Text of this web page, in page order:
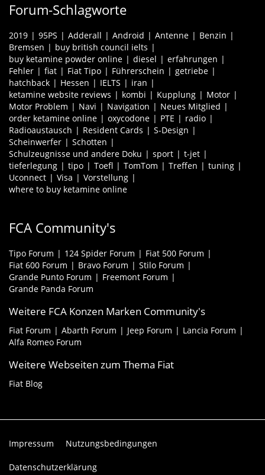
Forum-Schlagworte
2019 95PS Adderall Android Antenne
Benzin
Bremsen
buy british council ielts
buy ketamine powder online
diesel
erfahrungen
Fehler
fiat Fiat Tipo Führerschein
getriebe
hatchback
Hessen IELTS
iran
ketamine website reviews
kombi Kupplung
Motor
Motor Problem
Navi Navigation
Neues Mitglied
order ketamine online
oxycodone PTE
radio
Radioaustausch
Resident Cards
S-Design
Scheinwerfer
Schotten
Schulzeugnisse und andere Doku
sport
t-jet
tieferlegung
tipo Toefl TomTom Treffen
tuning
Uconnect
Visa
Vorstellung
where to buy ketamine online
FCA Community's
Tipo Forum 124 Spider Forum
Fiat 500 Forum
Fiat 600 Forum
Bravo Forum
Stilo Forum
Grande Punto Forum
Freemont Forum
Grande Panda Forum
Weitere FCA Konzen Marken Community's
Fiat Forum Abarth Forum Jeep Forum
Lancia Forum
Alfa Romeo Forum
Weitere Webseiten zum Thema Fiat
Fiat Blog
Impressum Nutzungsbedingungen
Datenschutzerklärung